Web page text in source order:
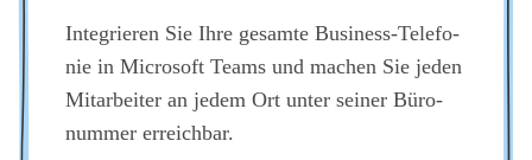
Inte­grie­ren Sie Ihre gesam­te Busi­ness-Tele­fo­
nie in Micro­soft Teams und machen Sie jeden
Mit­ar­bei­ter an jedem Ort unter sei­ner Büro­
num­mer erreich­bar.